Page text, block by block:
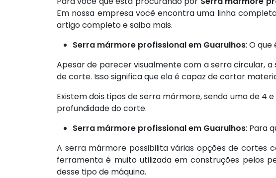
Em nossa empresa você encontra uma linha
artigo completo e saiba mais.
Serra mármore profissional em Guarulhos: O
Apesar de parecer visualmente com a serra circular,
de corte. Isso significa que ela é capaz de cortar
Existem dois tipos de serra mármore, sendo uma de 4
profundidade do corte.
Serra mármore profissional em Guarulhos: Para
A serra mármore possibilita várias opções de cortes
ferramenta é muito utilizada em construções pelos
desse tipo de máquina.